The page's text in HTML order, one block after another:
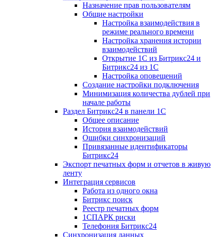
Назначение прав пользователям
Общие настройки
Настройка взаимодействия в
режиме реального времени
Настройка хранения истории
взаимодействий
Открытие 1С из Битрикс24 и
Битрикс24 из 1С
Настройка оповещений
Создание настройки подключения
Минимизация количества дублей при
начале работы
Раздел Битрикс24 в панели 1С
Общее описание
История взаимодействий
Ошибки синхронизаций
Привязанные идентификаторы
Битрикс24
Экспорт печатных форм и отчетов в живую
ленту
Интеграция сервисов
Работа из одного окна
Битрикс поиск
Реестр печатных форм
1СПАРК риски
Телефония Битрикс24
Синхронизация данных